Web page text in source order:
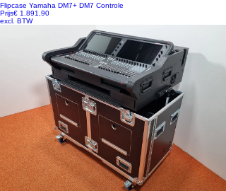
Flipcase Yamaha DM7+ DM7 Controle
Prijs€ 1.891,90
excl. BTW